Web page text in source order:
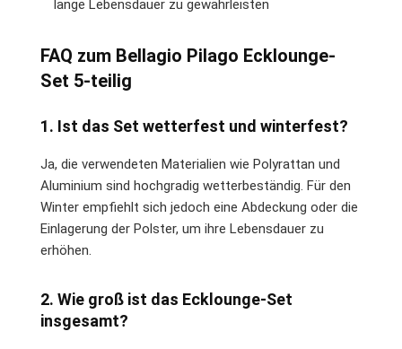
lange Lebensdauer zu gewährleisten
FAQ zum Bellagio Pilago Ecklounge-
Set 5-teilig
1. Ist das Set wetterfest und winterfest?
Ja, die verwendeten Materialien wie Polyrattan und
Aluminium sind hochgradig wetterbeständig. Für den
Winter empfiehlt sich jedoch eine Abdeckung oder die
Einlagerung der Polster, um ihre Lebensdauer zu
erhöhen.
2. Wie groß ist das Ecklounge-Set
insgesamt?